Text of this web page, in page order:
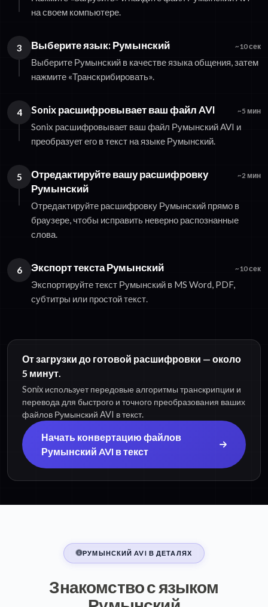
на своем компьютере.
3 Выберите язык: Румынский ~10 сек
Выберите Румынский в качестве языка общения, затем
нажмите «Транскрибировать».
4 Sonix расшифровывает ваш файл AVI ~5 мин
Sonix расшифровывает ваш файл Румынский AVI и
преобразует его в текст на языке Румынский.
5
Отредактируйте вашу расшифровку
Румынский
~2 мин
Отредактируйте расшифровку Румынский прямо в
браузере, чтобы исправить неверно распознанные
слова.
6 Экспорт текста Румынский ~10 сек
Экспортируйте текст Румынский в MS Word, PDF,
субтитры или простой текст.
От загрузки до готовой расшифровки — около
5 минут.
Sonix использует передовые алгоритмы транскрипции и
перевода для быстрого и точного преобразования ваших
файлов Румынский AVI в текст.
Начать конвертацию файлов
Румынский AVI в текст
РУМЫНСКИЙ AVI В ДЕТАЛЯХ
Знакомство с языком